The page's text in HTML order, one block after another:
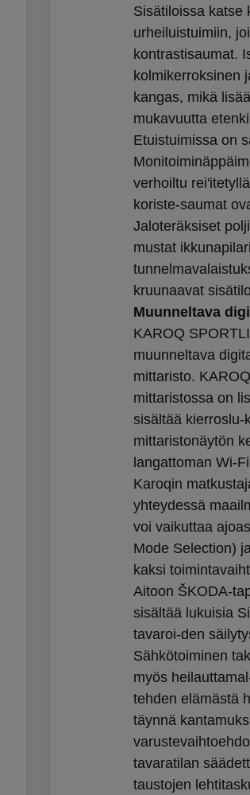
Sisätiloissa katse
urheiluistuimiin,
kontrastisaumat.
kolmikerroksinen
kangas, mikä
mukavuutta
Etuistuimissa on
verhoiltu
koriste-saumat
Jaloteräksiset
mustat
kruunaavat
Muunneltava
KAROQ
muunneltava
mittaristo.
mittaristossa on
sisältää kierroslu-
mittaristonäytön
langattoman Wi-
Karoqin
yhteydessä
voi vaikuttaa
Mode Selection)
kaksi
Aitoon ŠKODA-
sisältää lukuisia
tavaroi-den
Sähkötoiminen
myös
tehden elämästä
täynnä
tavaratilan
taustojen